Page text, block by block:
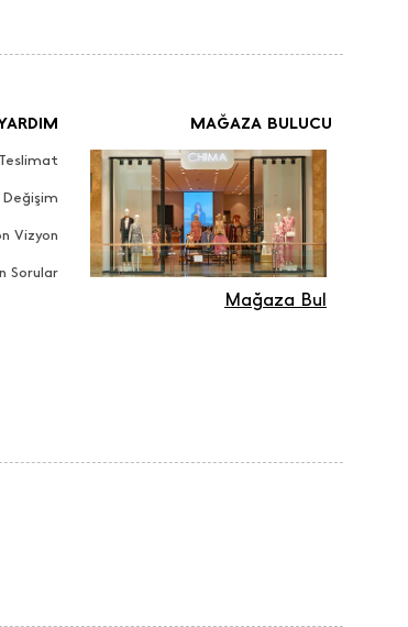
Vizyon
Sorular
MAĞAZA BULUCU
Mağaza Bul